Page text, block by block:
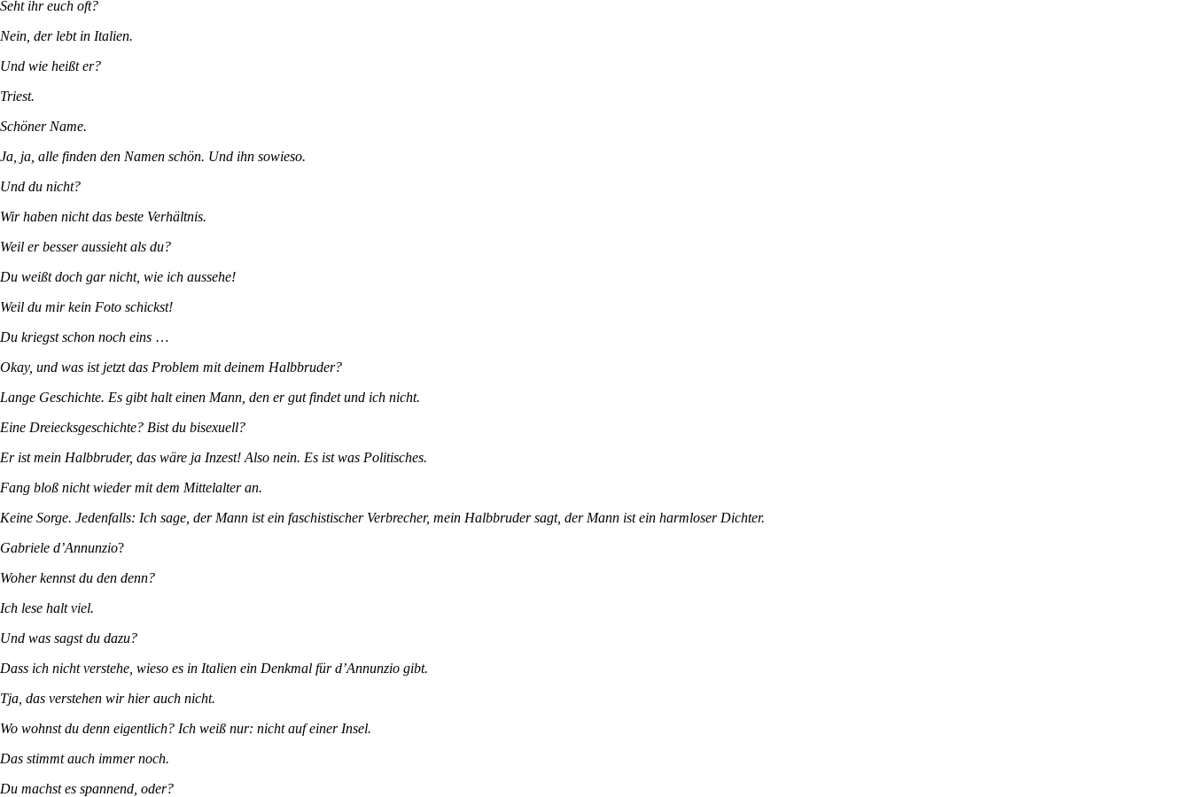
Seht ihr euch oft?
Nein, der lebt in Italien.
Und wie heißt er?
Triest.
Schöner Name.
Ja, ja, alle finden den Namen schön. Und ihn sowieso.
Und du nicht?
Wir haben nicht das beste Verhältnis.
Weil er besser aussieht als du?
Du weißt doch gar nicht, wie ich aussehe!
Weil du mir kein Foto schickst!
Du kriegst schon noch eins …
Okay, und was ist jetzt das Problem mit deinem Halbbruder?
Lange Geschichte. Es gibt halt einen Mann, den er gut findet und ich nicht.
Eine Dreiecksgeschichte? Bist du bisexuell?
Er ist mein Halbbruder, das wäre ja Inzest! Also nein. Es ist was Politisches.
Fang bloß nicht wieder mit dem Mittelalter an.
Keine Sorge. Jedenfalls: Ich sage, der Mann ist ein faschistischer Verbrecher, mein Halbbruder sagt, der Mann ist ein harmloser Dichter.
Gabriele d’Annunzio?
Woher kennst du den denn?
Ich lese halt viel.
Und was sagst du dazu?
Dass ich nicht verstehe, wieso es in Italien ein Denkmal für d’Annunzio gibt.
Tja, das verstehen wir hier auch nicht.
Wo wohnst du denn eigentlich? Ich weiß nur: nicht auf einer Insel.
Das stimmt auch immer noch.
Du machst es spannend, oder?